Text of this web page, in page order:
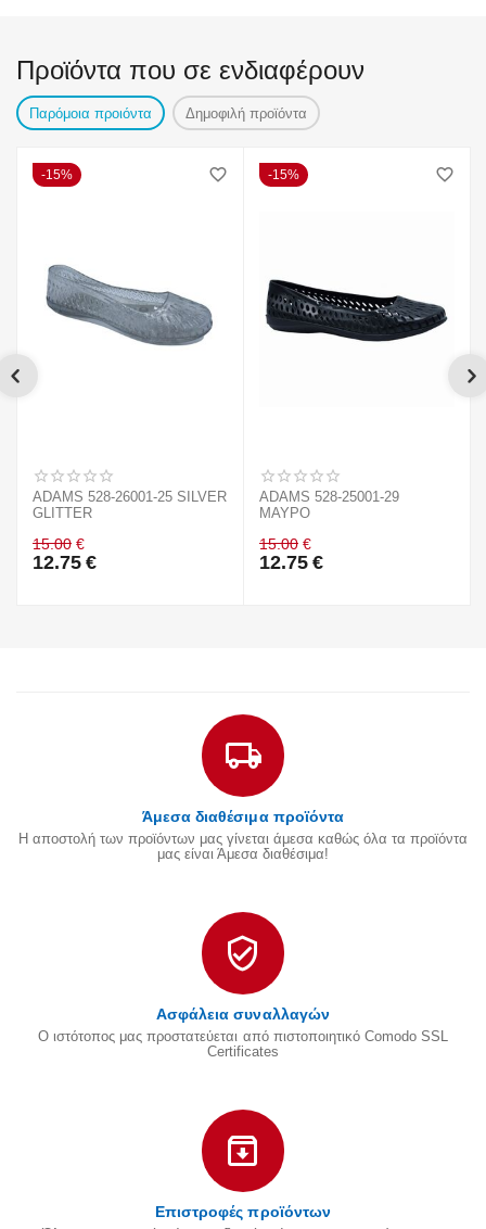
Προϊόντα που σε ενδιαφέρουν
Παρόμοια προιόντα Δημοφιλή προϊόντα
15%
ADAMS 528-26001-25 SILVER
GLITTER
15.00 €
12.75 €
15%
ADAMS 528-25001-29
ΜΑΥΡΟ
15.00 €
12.75 €
Άμεσα διαθέσιμα προϊόντα
Η αποστολή των προϊόντων μας γίνεται άμεσα καθώς όλα τα προϊόντα
μας είναι Άμεσα διαθέσιμα!
Ασφάλεια συναλλαγών
Ο ιστότοπος μας προστατεύεται από πιστοποιητικό Comodo SSL
Certificates
Επιστροφές προϊόντων